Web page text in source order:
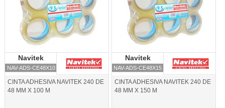
Navitek
NAV-ADS-CE48X10
CINTA ADHESIVA NAVITEK 240 DE
48 MM X 100 M
Navitek
NAV-ADS-CE48X15
CINTA ADHESIVA NAVITEK 240 DE
48 MM X 150 M